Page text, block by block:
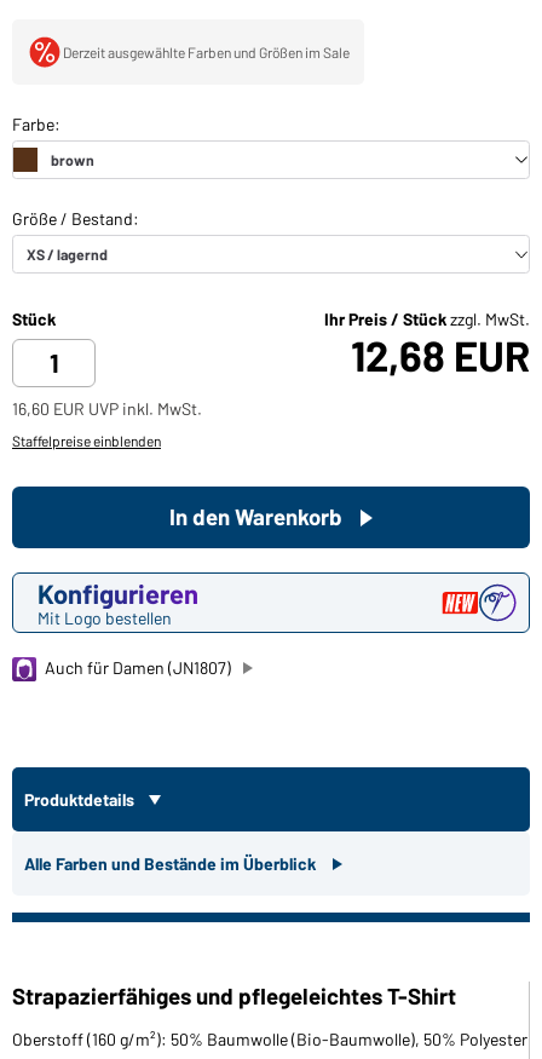
Derzeit ausgewählte Farben und Größen im Sale
Stück Ihr Preis / Stückzzgl. MwSt.
12,68 EUR
16,60 EUR UVP inkl. MwSt.
Staffelpreise einblenden
Konfigurieren
Mit Logo bestellen
In den Warenkorb
Auch für Damen (JN1807)
Produktdetails
Alle Farben und Bestände im Überblick
Strapazierfähiges und pflegeleichtes T-Shirt
Oberstoff (160 g/m²): 50% Baumwolle (Bio-Baumwolle), 50% Polyester